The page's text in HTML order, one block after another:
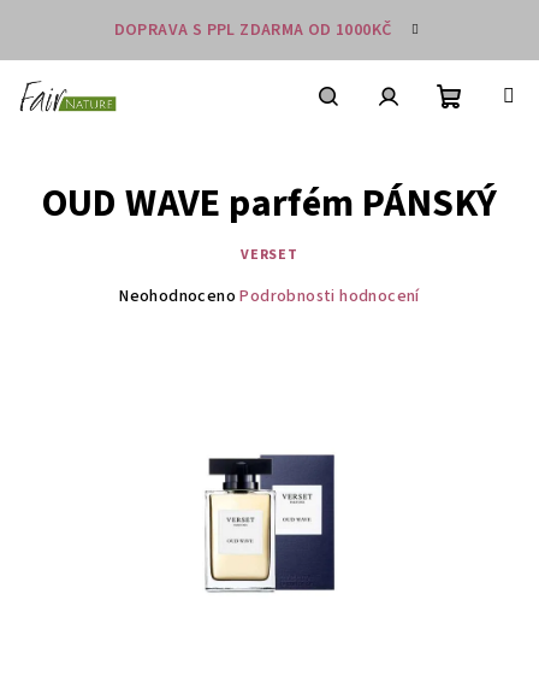
obsah
DOPRAVA S PPL ZDARMA OD 1000KČ
Nákupní
OUD WAVE parfém PÁNSKÝ
VERSET
Průměrné
Neohodnoceno Podrobnosti hodnocení